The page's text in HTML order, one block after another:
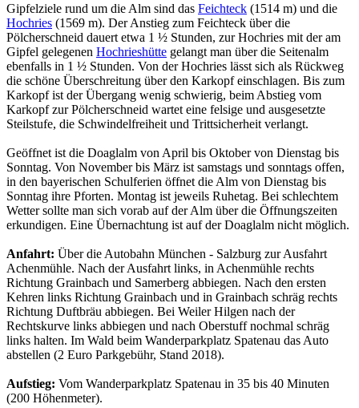
Gipfelziele rund um die Alm sind das Feichteck (1514 m) und die
Hochries (1569 m). Der Anstieg zum Feichteck über die
Pölcherschneid dauert etwa 1 ½ Stunden, zur Hochries mit der am
Gipfel gelegenen Hochrieshütte gelangt man über die Seitenalm
ebenfalls in 1 ½ Stunden. Von der Hochries lässt sich als Rückweg
die schöne Überschreitung über den Karkopf einschlagen. Bis zum
Karkopf ist der Übergang wenig schwierig, beim Abstieg vom
Karkopf zur Pölcherschneid wartet eine felsige und ausgesetzte
Steilstufe, die Schwindelfreiheit und Trittsicherheit verlangt.
Geöffnet ist die Doaglalm von April bis Oktober von Dienstag bis
Sonntag. Von November bis März ist samstags und sonntags offen,
in den bayerischen Schulferien öffnet die Alm von Dienstag bis
Sonntag ihre Pforten. Montag ist jeweils Ruhetag. Bei schlechtem
Wetter sollte man sich vorab auf der Alm über die Öffnungszeiten
erkundigen. Eine Übernachtung ist auf der Doaglalm nicht möglich.
Anfahrt: Über die Autobahn München - Salzburg zur Ausfahrt
Achenmühle. Nach der Ausfahrt links, in Achenmühle rechts
Richtung Grainbach und Samerberg abbiegen. Nach den ersten
Kehren links Richtung Grainbach und in Grainbach schräg rechts
Richtung Duftbräu abbiegen. Bei Weiler Hilgen nach der
Rechtskurve links abbiegen und nach Oberstuff nochmal schräg
links halten. Im Wald beim Wanderparkplatz Spatenau das Auto
abstellen (2 Euro Parkgebühr, Stand 2018).
Aufstieg: Vom Wanderparkplatz Spatenau in 35 bis 40 Minuten
(200 Höhenmeter).